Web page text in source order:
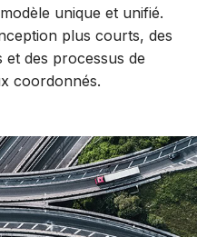
unique et unifié.
plus courts, des
et des processus de
coordonnés.